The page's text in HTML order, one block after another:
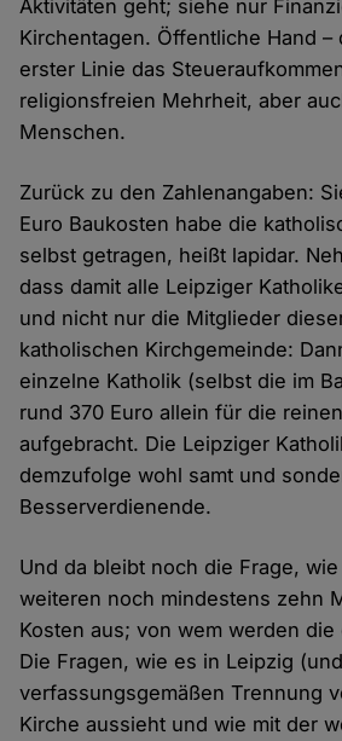
Aktivitäten geht; siehe nur
Kirchentagen. Öffentliche Hand –
erster Linie das
religionsfreien Mehrheit, aber
Menschen.
Zurück zu den Zahlenangaben:
Euro Baukosten habe die
selbst getragen, heißt lapidar.
dass damit alle Leipziger
und nicht nur die Mitglieder
katholischen Kirchgemeinde:
einzelne Katholik (selbst die im
rund 370 Euro allein für die
aufgebracht. Die Leipziger
demzufolge wohl samt und
Besserverdienende.
Und da bleibt noch die Frage,
weiteren noch mindestens zehn
Kosten aus; von wem werden
Die Fragen, wie es in Leipzig
verfassungsgemäßen Trennung
Kirche aussieht und wie mit der